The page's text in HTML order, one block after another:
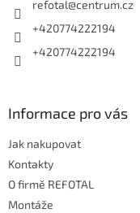
refotal@centrum.cz
+420774222194
+420774222194
Informace pro vás
Jak nakupovat
Kontakty
O firmě REFOTAL
Montáže